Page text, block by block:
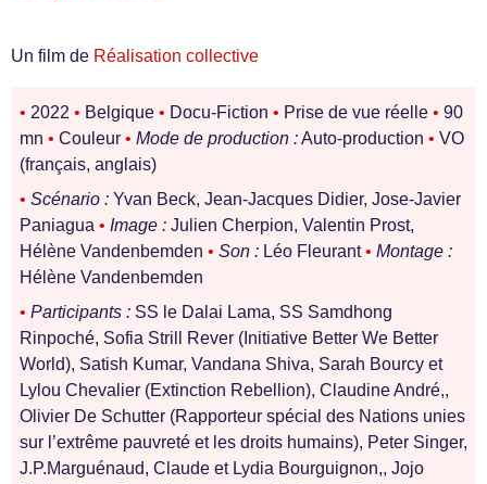
Un film de Réalisation collective
• 2022 • Belgique • Docu-Fiction • Prise de vue réelle • 90
mn • Couleur • Mode de production :Auto-production • VO
(français, anglais)
• Scénario : Yvan Beck, Jean-Jacques Didier, Jose-Javier
Paniagua • Image : Julien Cherpion, Valentin Prost,
Hélène Vandenbemden • Son : Léo Fleurant• Montage :
Hélène Vandenbemden
• Participants : SS le Dalai Lama, SS Samdhong
Rinpoché, Sofia Strill Rever (Initiative Better We Better
World), Satish Kumar, Vandana Shiva, Sarah Bourcy et
Lylou Chevalier (Extinction Rebellion), Claudine André,,
Olivier De Schutter (Rapporteur spécial des Nations unies
sur l’extrême pauvreté et les droits humains), Peter Singer,
J.P.Marguénaud, Claude et Lydia Bourguignon,, Jojo